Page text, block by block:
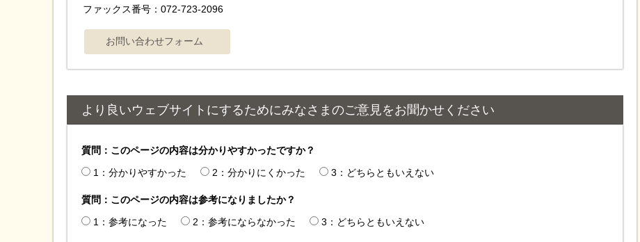
ファックス番号：072-723-2096
より良いウェブサイトにするためにみなさまのご意見をお聞かせください
質問：このページの内容は分かりやすかったですか？
1：分かりやすかった
2：分かりにくかった 3：どちらともいえない
質問：このページの内容は参考になりましたか？
1：参考になった
2：参考にならなかった 3：どちらともいえない